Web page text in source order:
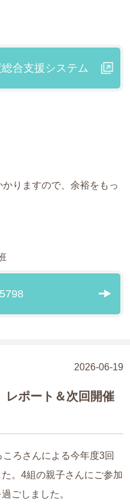
合支援システム
りますので、余裕をもっ
2026-06-19
レポート＆次回開催
ろさんによる今年度3回
。4組の親子さんにご参加
ごしました。